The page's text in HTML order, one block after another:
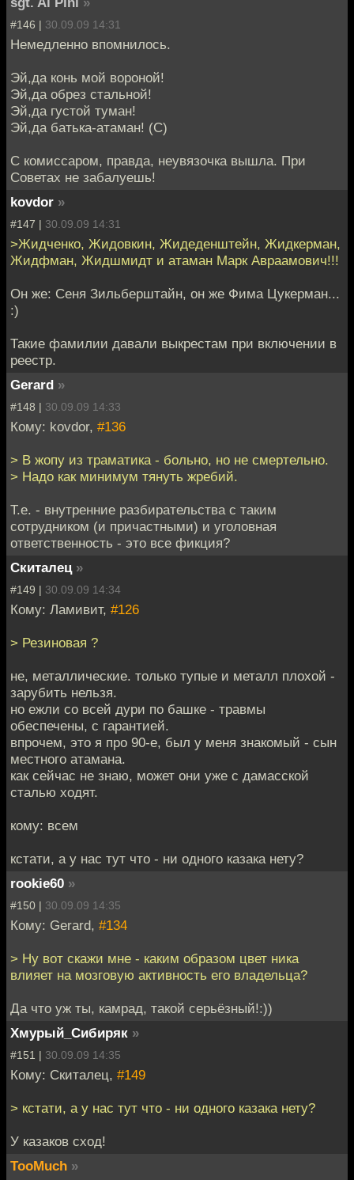
#146 | 30.09.09 14:31
Немедленно впомнилось.
Эй,да конь мой вороной!
Эй,да обрез стальной!
Эй,да густой туман!
Эй,да батька-атаман! (С)
С комиссаром, правда, неувязочка вышла. При
Советах не забалуешь!
kovdor »
#147 | 30.09.09 14:31
>Жидченко, Жидовкин, Жидеденштейн, Жидкерман,
Жидфман, Жидшмидт и атаман Марк Авраамович!!!
Он же: Сеня Зильберштайн, он же Фима Цукерман...
:)
Такие фамилии давали выкрестам при включении в
реестр.
Gerard »
#148 | 30.09.09 14:33
Кому: kovdor, #136
> В жопу из траматика - больно, но не смертельно.
> Надо как минимум тянуть жребий.
Т.е. - внутренние разбирательства с таким
сотрудником (и причастными) и уголовная
ответственность - это все фикция?
Скиталец »
#149 | 30.09.09 14:34
Кому: Ламивит, #126
> Резиновая ?
не, металлические. только тупые и металл плохой -
зарубить нельзя.
но ежли со всей дури по башке - травмы
обеспечены, с гарантией.
впрочем, это я про 90-е, был у меня знакомый - сын
местного атамана.
как сейчас не знаю, может они уже с дамасской
сталью ходят.
кому: всем
кстати, а у нас тут что - ни одного казака нету?
rookie60 »
#150 | 30.09.09 14:35
Кому: Gerard, #134
> Ну вот скажи мне - каким образом цвет ника
влияет на мозговую активность его владельца?
Да что уж ты, камрад, такой серьёзный!:))
Хмурый_Сибиряк »
#151 | 30.09.09 14:35
Кому: Скиталец, #149
> кстати, а у нас тут что - ни одного казака нету?
У казаков сход!
TooMuch »